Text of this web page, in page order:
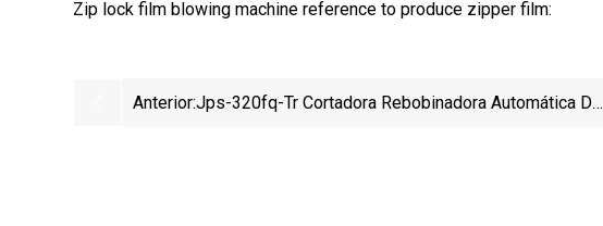
Zip lock film blowing machine reference to produce zipper film:
Anterior:Jps-320fq-Tr Cortadora Rebobinadora Automática De